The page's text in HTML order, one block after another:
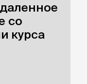
со
курса